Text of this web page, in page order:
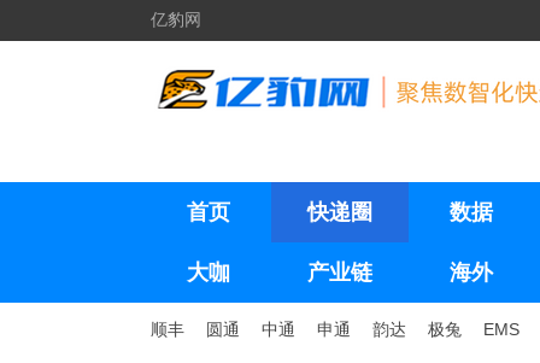
亿豹网
首页 快递圈 数据
大咖 产业链 海外
顺丰 圆通 中通 申通 韵达 极兔 EMS